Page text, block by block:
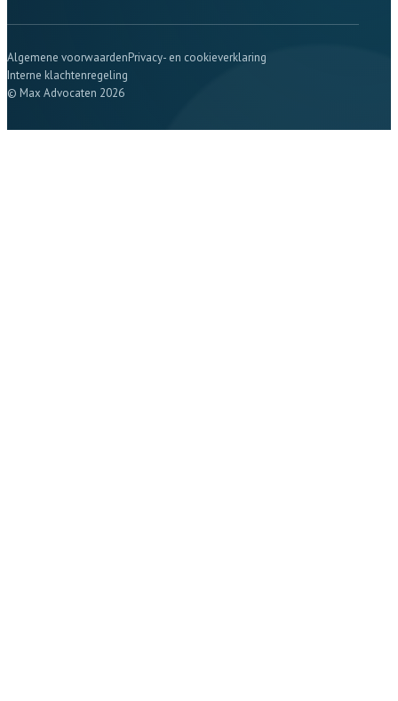
Algemene voorwaardenPrivacy- en cookieverklaring
Interne klachtenregeling
© Max Advocaten 2026